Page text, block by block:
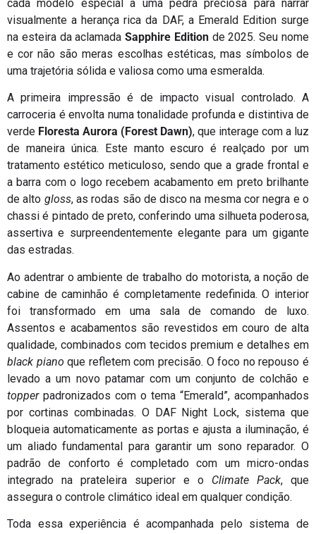
cada modelo especial a uma pedra preciosa para narrar
visualmente a herança rica da DAF, a Emerald Edition surge
na esteira da aclamadaSapphire Editionde 2025. Seu nome
e cor não são meras escolhas estéticas, mas símbolos de
uma trajetória sólida e valiosa como uma esmeralda.
A primeira impressão é de impacto visual controlado. A
carroceria é envolta numa tonalidade profunda e distintiva de
verde Floresta Aurora (Forest Dawn), que interage com a luz
de maneira única. Este manto escuro é realçado por um
tratamento estético meticuloso, sendo que a grade frontal e
a barra com o logo recebem acabamento em preto brilhante
de alto gloss, as rodas são de disco na mesma cor negra e o
chassi é pintado de preto, conferindo uma silhueta poderosa,
assertiva e surpreendentemente elegante para um gigante
das estradas.
Ao adentrar o ambiente de trabalho do motorista, a noção de
cabine de caminhão é completamente redefinida. O interior
foi transformado em uma sala de comando de luxo.
Assentos e acabamentos são revestidos em couro de alta
qualidade, combinados com tecidos premium e detalhes em
black piano que refletem com precisão. O foco no repouso é
levado a um novo patamar com um conjunto de colchão e
topperpadronizados com o tema “Emerald”, acompanhados
por cortinas combinadas. O DAF Night Lock, sistema que
bloqueia automaticamente as portas e ajusta a iluminação, é
um aliado fundamental para garantir um sono reparador. O
padrão de conforto é completado com um micro-ondas
integrado na prateleira superior e o Climate Pack, que
assegura o controle climático ideal em qualquer condição.
Toda essa experiência é acompanhada pelo sistema de